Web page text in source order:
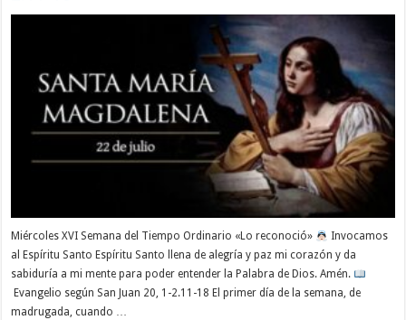
Miércoles XVI Semana del Tiempo Ordinario «Lo reconoció»
Invocamos
al Espíritu Santo Espíritu Santo llena de alegría y paz mi corazón y da
sabiduría a mi mente para poder entender la Palabra de Dios. Amén.
Evangelio según San Juan 20, 1-2.11-18 El primer día de la semana, de
madrugada, cuando …